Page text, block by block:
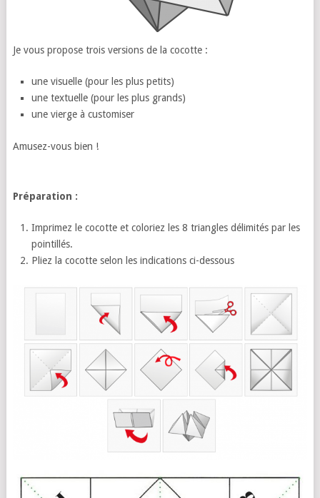
Je vous propose trois versions de la cocotte :
une visuelle (pour les plus petits)
une textuelle (pour les plus grands)
une vierge à customiser
Amusez-vous bien !
Préparation :
Imprimez le cocotte et coloriez les 8 triangles délimités par les
pointillés.
Pliez la cocotte selon les indications ci-dessous